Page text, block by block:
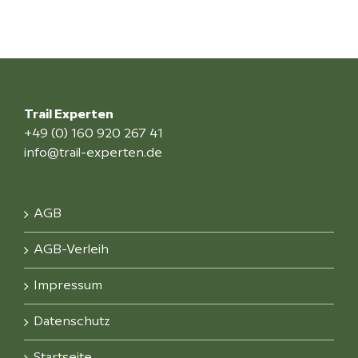
Trail Experten
+49 (0) 160 920 267 41
info@trail-experten.de
AGB
AGB-Verleih
Impressum
Datenschutz